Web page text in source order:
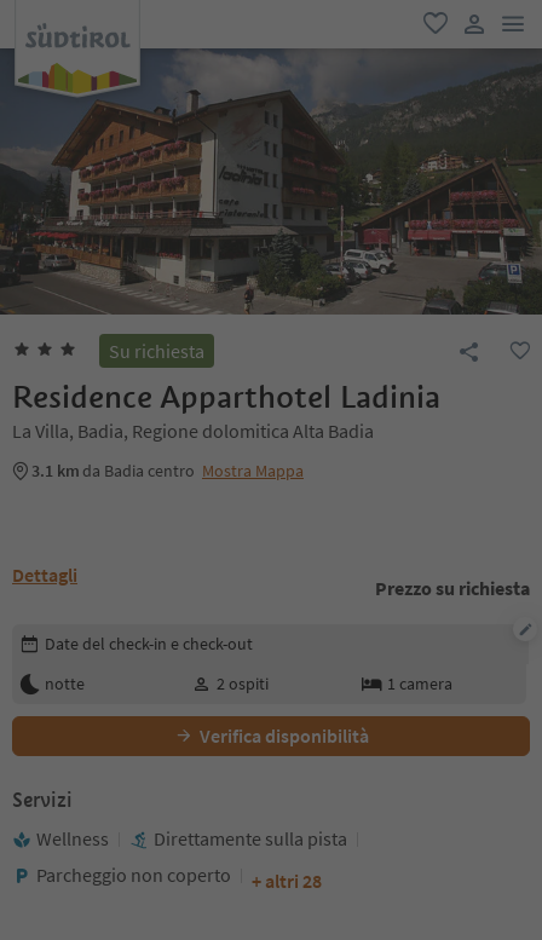
favoriti
user link
Su richiesta
Residence Apparthotel Ladinia
La Villa, Badia, Regione dolomitica Alta Badia
3.1 km da Badia centro Mostra Mappa
Dettagli
Prezzo su richiesta
Modifica i dettagli della prenotazione
Date del check-in e check-out
notte
2 ospiti 1 camera
Verifica disponibilità
Servizi
Wellness
Direttamente sulla pista
Parcheggio non coperto
+ altri 28